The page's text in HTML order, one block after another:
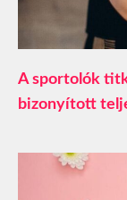
A sportolók
bizonyított